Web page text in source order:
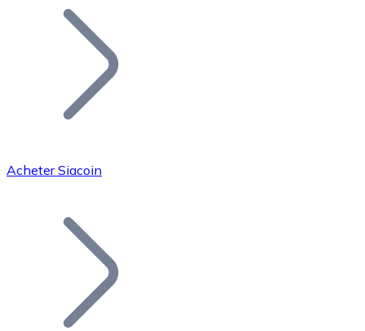
Ajoutez le token de votre projet à notre service
Bitcoin
Acheter Siacoin